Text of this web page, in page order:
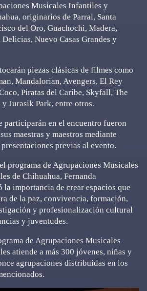
Musicales Infantiles y
originarios de Parral, Santa
del Oro, Guachochi, Madera,
Nuevo Casas Grandes y
piezas clásicas de filmes como
Mandalorian, Avengers, El Rey
Piratas del Caribe, Skyfall, The
y Jurasik Park, entre otros.
participarán en el encuentro fueron
maestras y maestros mediante
previas al evento.
programa de Agrupaciones Musicales
de Chihuahua, Fernanda
la importancia de crear espacios que
de la paz, convivencia, formación,
y profesionalización cultural
y juventudes.
de Agrupaciones Musicales
atiende a más 300 jóvenes, niñas y
agrupaciones distribuidas en los